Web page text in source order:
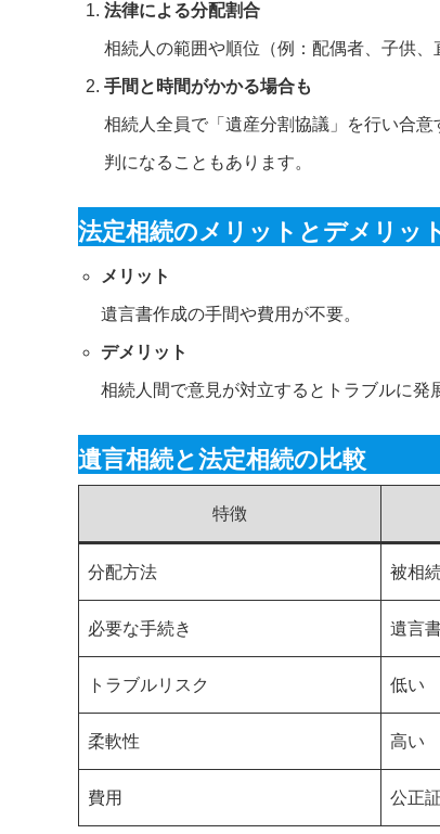
法律による分配割合
相続人の範囲や順位（例：配偶者、子供
手間と時間がかかる場合も
相続人全員で「遺産分割協議」を行い合
判になることもあります。
法定相続のメリットとデメリッ
メリット
遺言書作成の手間や費用が不要。
デメリット
相続人間で意見が対立するとトラブルに発
遺言相続と法定相続の比較
特徴
分配方法 被相
必要な手続き 遺言
トラブルリスク 低い
柔軟性 高い
費用 公正